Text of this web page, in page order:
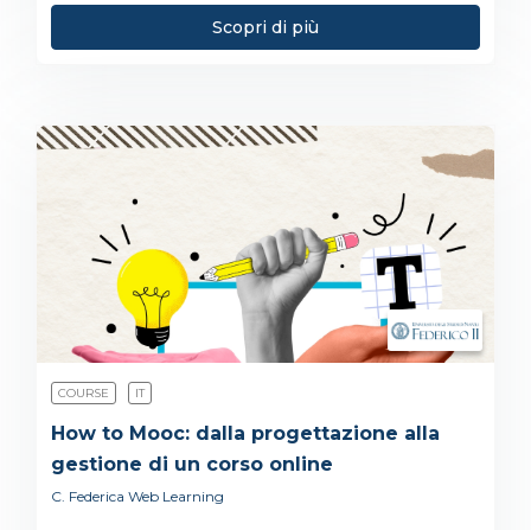
Scopri di più
COURSE IT
How to Mooc: dalla progettazione alla
gestione di un corso online
C. Federica Web Learning